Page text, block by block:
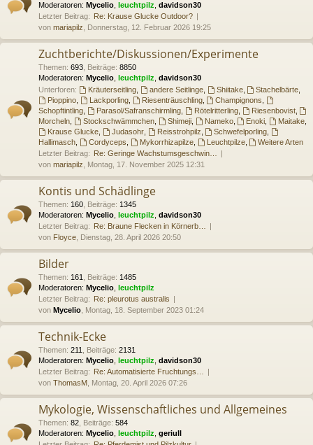
Moderatoren: Mycelio leuchtpilz davidson30
Letzter Beitrag: Re: Krause Glucke Outdoor?
von mariapilz , Donnerstag, 12. Februar 2026 19:25
Zuchtberichte/Diskussionen/Experimente
Themen: 693 Beiträge: 8850
Moderatoren: Mycelio leuchtpilz davidson30
Unterforen:
Kräuterseitling, andere Seitlinge, Shiitake, Stachelbärte
Pioppino, Lackporling, Riesenträuschling, Champignons
Schopftintling
Parasol/Safranschirmling, Rötelritterling, Riesenbovist,
Morcheln
Stockschwämmchen, Shimeji, Nameko, Enoki Maitake
Krause Glucke, Judasohr, Reisstrohpilz Schwefelporling
Hallimasch
Cordyceps Mykorrhizapilze, Leuchtpilze,
Weitere Arten
Letzter Beitrag: Re: Geringe Wachstumsgeschwin…
von mariapilz , Montag, 17. November 2025 12:31
Kontis und Schädlinge
Themen: 160 Beiträge: 1345
Moderatoren: Mycelio leuchtpilz davidson30
Letzter Beitrag: Re: Braune Flecken in Körnerb…
von Floyce , Dienstag, 28. April 2026 20:50
Bilder
Themen: 161 Beiträge: 1485
Moderatoren: Mycelio leuchtpilz
Letzter Beitrag: Re: pleurotus australis
von Mycelio , Montag, 18. September 2023 01:24
Technik-Ecke
Themen: 211 Beiträge: 2131
Moderatoren: Mycelio leuchtpilz davidson30
Letzter Beitrag: Re: Automatisierte Fruchtungs…
von ThomasM , Montag, 20. April 2026 07:26
Mykologie, Wissenschaftliches und Allgemeines
Themen: 82 Beiträge: 584
Moderatoren: Mycelio leuchtpilz geriull